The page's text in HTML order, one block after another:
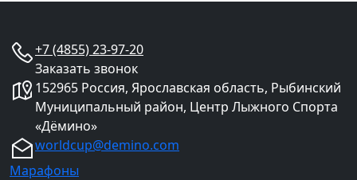
+7 (4855) 23-97-20
Заказать звонок
152965 Россия, Ярославская область, Рыбинский
Муниципальный район, Центр Лыжного Спорта
«Дёмино»
worldcup@demino.com
Марафоны